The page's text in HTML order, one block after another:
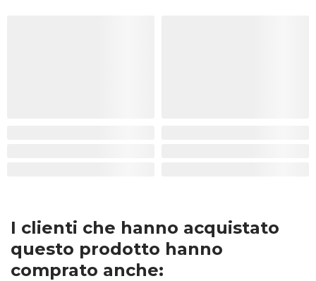
I clienti che hanno acquistato
questo prodotto hanno
comprato anche: